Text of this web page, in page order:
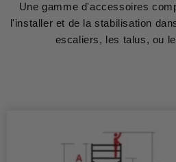
Une gamme d'accessoires
l'installer et de la stabilisation
escaliers, les talus, ou